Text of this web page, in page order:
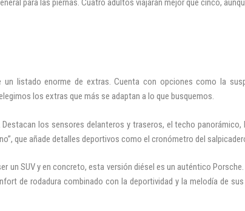
para las piernas. Cuatro adultos viajarán mejor que cinco,
listado enorme de extras. Cuenta con opciones como la
los extras que más se adaptan a lo que busquemos.
los sensores delanteros y traseros, el techo
que añade detalles deportivos como el cronómetro del
un SUV y en concreto, esta versión diésel es un auténtico
de rodadura combinado con la deportividad y la melodía de